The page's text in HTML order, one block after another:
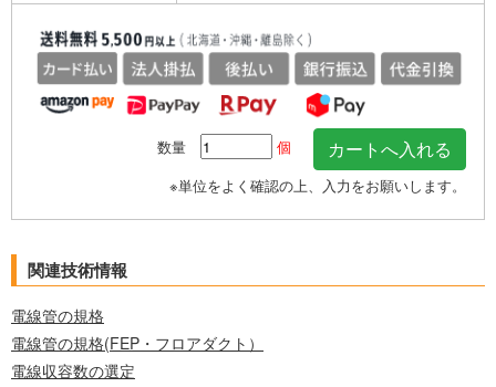
数量
個
※単位をよく確認の上、入力をお願いします。
関連技術情報
電線管の規格
電線管の規格(FEP・フロアダクト）
電線収容数の選定